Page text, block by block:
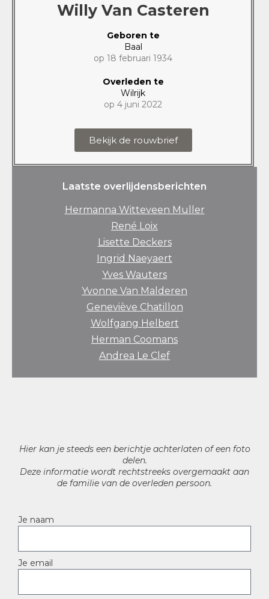
Willy Van Casteren
Geboren te
Baal
op 18 februari 1934
Overleden te
Wilrijk
op 4 juni 2022
Bekijk de rouwbrief
Laatste overlijdensberichten
Hermanna Witteveen Muller
René Loix
Lisette Deckers
Ingrid Naeyaert
Yves Wauters
Yvonne Van Malderen
Geneviève Chatillon
Wolfgang Helbert
Herman Coomans
Andrea Le Clef
Hier kan je steeds een berichtje achterlaten of een foto
delen.
Deze informatie wordt rechtstreeks overgemaakt aan
de familie van de overleden persoon.
Je naam
Je email